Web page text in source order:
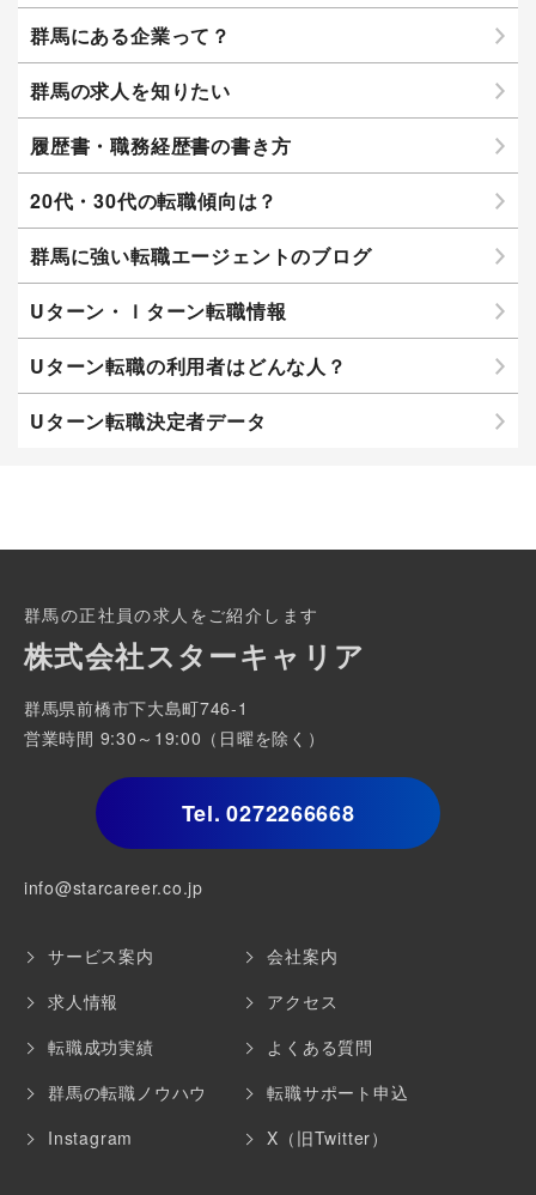
群馬にある企業って？
群馬の求人を知りたい
履歴書・職務経歴書の書き方
20代・30代の転職傾向は？
群馬に強い転職エージェントのブログ
Uターン・Ｉターン転職情報
Uターン転職の利用者はどんな人？
Uターン転職決定者データ
群馬の正社員の求人をご紹介します
株式会社スターキャリア
群馬県前橋市下大島町746-1
営業時間 9:30～19:00（日曜を除く）
Tel. 0272266668
info@starcareer.co.jp
サービス案内
求人情報
転職成功実績
群馬の転職ノウハウ
Instagram
会社案内
アクセス
よくある質問
転職サポート申込
X（旧Twitter）